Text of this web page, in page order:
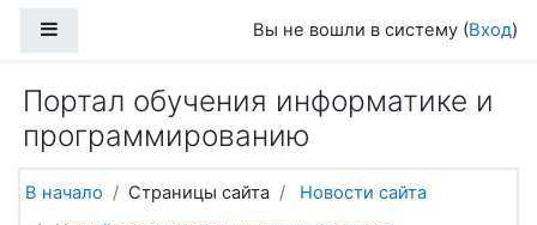
Вы не вошли в систему (Вход)
Портал обучения информатике и
программированию
В начало Страницы сайта
Новости сайта